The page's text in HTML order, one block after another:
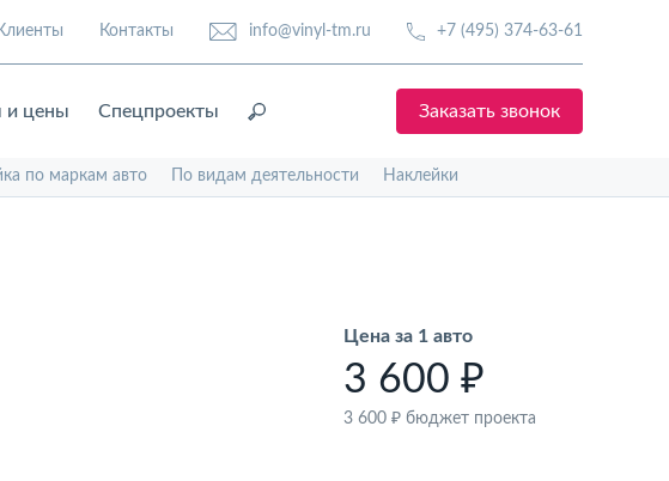
Контакты info@vinyl-tm.ru +7 (495) 374-63-61
и цены Спецпроекты Заказать звонок
по маркам авто По видам деятельности Наклейки
Цена за 1 авто
3 600 ₽
3 600 ₽ бюджет проекта